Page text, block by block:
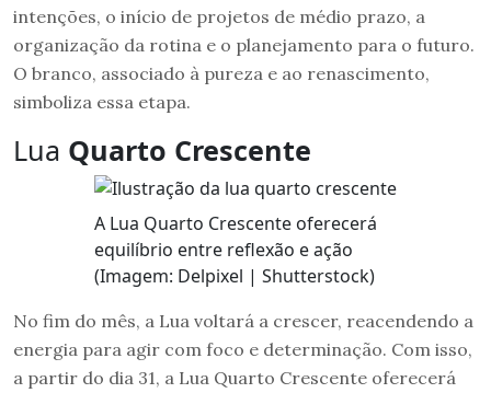
intenções, o início de projetos de médio prazo, a
organização da rotina e o planejamento para o futuro.
O branco, associado à pureza e ao renascimento,
simboliza essa etapa.
Lua Quarto Crescente
A Lua Quarto Crescente oferecerá
equilíbrio entre reflexão e ação
(Imagem: Delpixel | Shutterstock)
No fim do mês, a Lua voltará a crescer, reacendendo a
energia para agir com foco e determinação. Com isso,
a partir do dia 31, a Lua Quarto Crescente oferecerá